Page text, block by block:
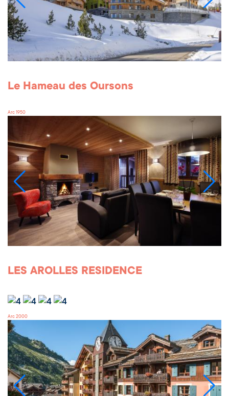
Le Hameau des Oursons
Arc 1950
LES AROLLES RESIDENCE
Arc 2000